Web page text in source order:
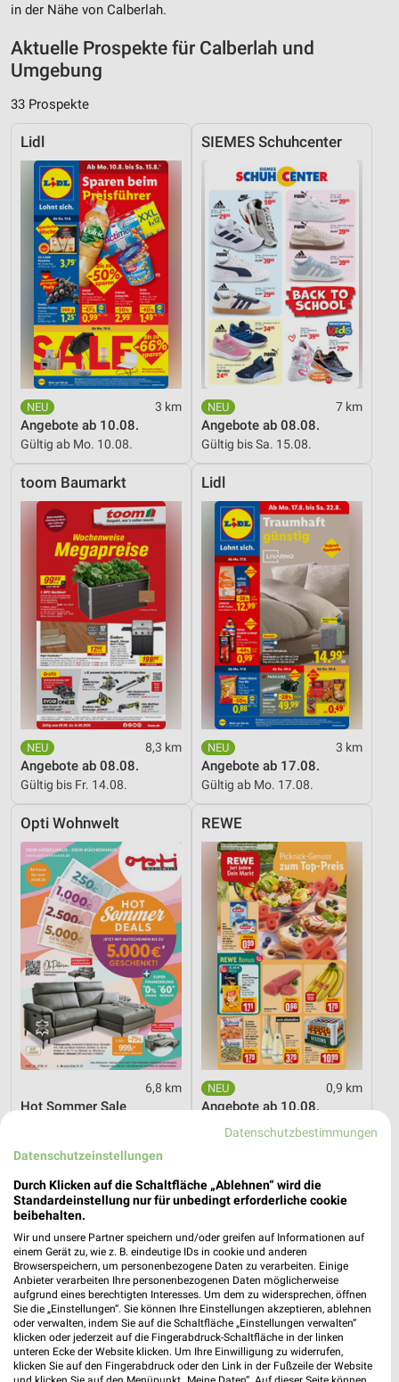
in der Nähe von Calberlah.
Aktuelle Prospekte für Calberlah und
Umgebung
33 Prospekte
Lidl
3 km
Angebote ab 10.08.
Gültig ab Mo. 10.08.
SIEMES Schuhcenter
7 km
Angebote ab 08.08.
Gültig bis Sa. 15.08.
toom Baumarkt
8,3 km
Angebote ab 08.08.
Gültig bis Fr. 14.08.
Lidl
3 km
Angebote ab 17.08.
Gültig ab Mo. 17.08.
Opti Wohnwelt
6,8 km
Hot Sommer Sale
REWE
0,9 km
Angebote ab 10.08.
Gültig ab Mo. 10.08.
Kaufland
Datenschutzbestimmungen
Datenschutzeinstellungen
Durch Klicken auf die Schaltfläche „Ablehnen“ wird die
Standardeinstellung nur für unbedingt erforderliche cookie
beibehalten.
Wir und unsere Partner speichern und/oder greifen auf Informationen auf
einem Gerät zu, wie z. B. eindeutige IDs in cookie und anderen
Browserspeichern, um personenbezogene Daten zu verarbeiten. Einige
Anbieter verarbeiten Ihre personenbezogenen Daten möglicherweise
aufgrund eines berechtigten Interesses. Um dem zu widersprechen, öffnen
Sie die „Einstellungen“. Sie können Ihre Einstellungen akzeptieren, ablehnen
oder verwalten, indem Sie auf die Schaltfläche „Einstellungen verwalten“
klicken oder jederzeit auf die Fingerabdruck-Schaltfläche in der linken
unteren Ecke der Website klicken. Um Ihre Einwilligung zu widerrufen,
klicken Sie auf den Fingerabdruck oder den Link in der Fußzeile der Website